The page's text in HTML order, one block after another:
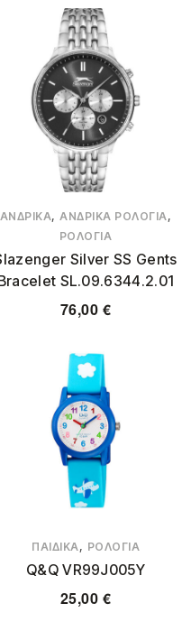
ΑΝΔΡΙΚΆ,ΑΝΔΡΙΚΆ ΡΟΛΌΓΙΑ,
ΡΟΛΌΓΙΑ
Silver SS Gents
SL.09.6344.2.01
76,00 €
ΠΑΙΔΙΚΆ, ΡΟΛΌΓΙΑ
Q&Q VR99J005Y
25,00 €